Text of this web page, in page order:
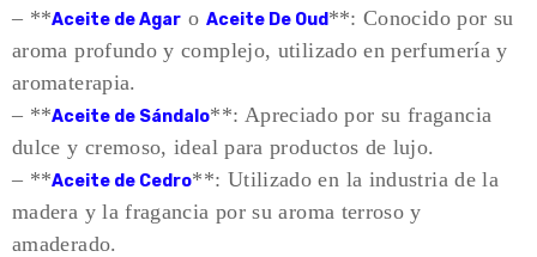
– **Aceite de Agar o Aceite De Oud**: Conocido por su
aroma profundo y complejo, utilizado en perfumería y
aromaterapia.
– **Aceite de Sándalo**: Apreciado por su fragancia
dulce y cremoso, ideal para productos de lujo.
– **Aceite de Cedro**: Utilizado en la industria de la
madera y la fragancia por su aroma terroso y
amaderado.